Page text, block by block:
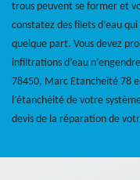
trous peuvent se former et
constatez des filets d’eau
quelque part. Vous devez
infiltrations d’eau
78450, Marc Etancheité 78
l’étanchéité de votre
devis de la réparation de